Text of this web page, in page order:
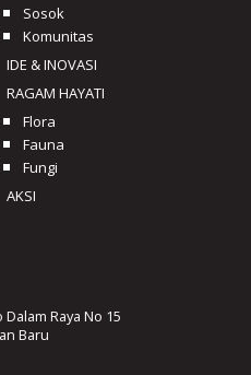
Sosok
Komunitas
IDE & INOVASI
RAGAM HAYATI
Flora
Fauna
Fungi
AKSI
Dalam Raya No 15
Baru